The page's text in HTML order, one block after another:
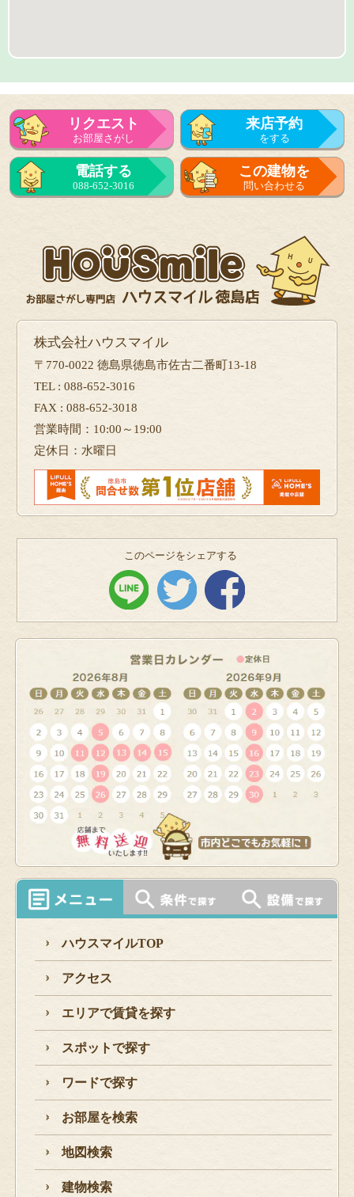
リクエスト
お部屋さがし
来店予約
をする
来店予約
をする
電話する
088-652-3016
この建物を
問い合わせる
株式会社ハウスマイル
〒770-0022 徳島県徳島市佐古二番町13-18
TEL : 088-652-3016
FAX : 088-652-3018
営業時間：10:00～19:00
定休日：水曜日
このページをシェアする
ハウスマイルTOP
アクセス
エリアで賃貸を探す
スポットで探す
ワードで探す
お部屋を検索
地図検索
建物検索